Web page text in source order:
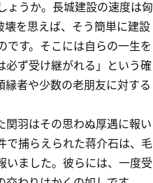
ょうか。長城建設の速度は匈
を思えば、そう簡単に建設
す。そこには自らの一生を
必ず受け継がれる」という確
者や少数の老朋友に対する
羽はその思わぬ厚遇に報い
で捕らえられた蒋介石は、毛
いました。彼らには、一度受